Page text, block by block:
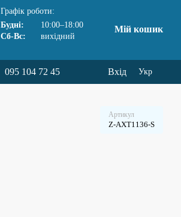
Графік роботи:
Будні:
10:00–18:00
Сб-Вс:
вихідний
Мій кошик
095 104 72 45 Вхід Укр
Артикул
Z-AXT1136-S